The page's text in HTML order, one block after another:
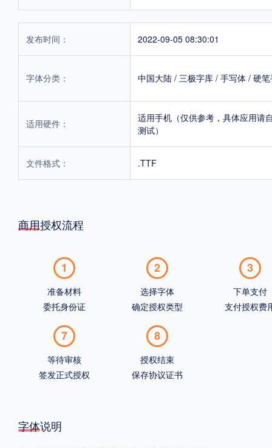
发布时间： 2022-09-05 08:30:01
字体分类： 中国大陆 / 三极字库 / 手写体 / 硬
适用硬件：
适用手机（仅供参考，具体应用请
测试）
文件格式： .TTF
商用授权流程
1
准备材料
委托身份证
2
选择字体
确定授权类型
3
下单支付
支付授权费
7
等待审核
签发正式授权
8
授权结束
保存协议证书
字体说明